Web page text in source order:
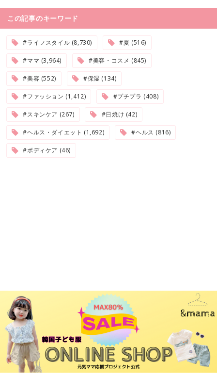
この記事のキーワード
#ライフスタイル (8,730) #夏 (516)
#ママ (3,964) #美容・コスメ (845)
#美容 (552) #保湿 (134)
#ファッション (1,412) #プチプラ (408)
#スキンケア (267) #日焼け (42)
#ヘルス・ダイエット (1,692) #ヘルス (816)
#ボディケア (46)